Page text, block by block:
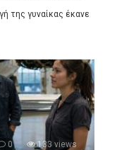
της γυναίκας έκανε
0 133 views